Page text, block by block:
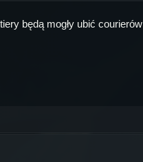
będą mogły ubić courierów